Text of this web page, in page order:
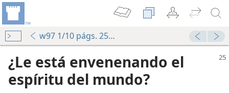
w97 1/10 págs. 25-29
¿Le está envenenando el
espíritu del mundo?